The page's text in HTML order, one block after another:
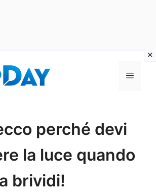
Menu
perché devi
la luce quando
brividi!